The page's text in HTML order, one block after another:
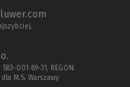
001-89-31, REGON:
M.S. Warszawy